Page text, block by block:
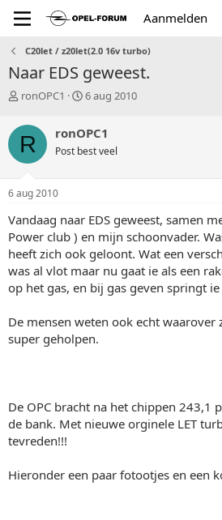
Aanmelden
C20let / z20let(2.0 16v turbo)
Naar EDS geweest.
T
p
i
c
s
a
t
e
r
ronOPC1
S
r
t
a
m
6 aug 2010
R ronOPC1
Post best veel
6 aug 2010
Vandaag naar EDS geweest, samen
Power club ) en mijn schoonvader.
heeft zich ook geloont. Wat een
was al vlot maar nu gaat ie als een
op het gas, en bij gas geven springt
De mensen weten ook echt waarover
super geholpen.
De OPC bracht na het chippen 243,1
de bank. Met nieuwe orginele LET
tevreden!!!
Hieronder een paar fotootjes en een